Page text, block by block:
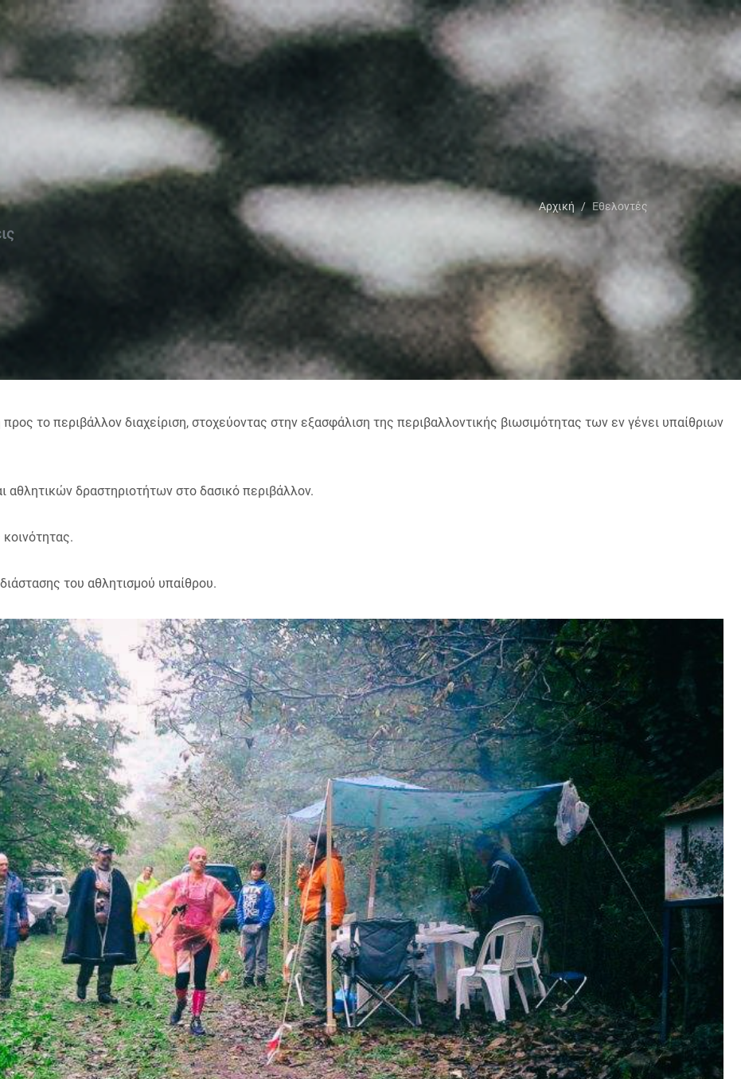
Αρχική Εθελοντές
το περιβάλλον διαχείριση, στοχεύοντας στην εξασφάλιση της περιβαλλοντικής βιωσιμότητας των εν γένει υπαίθριων
δραστηριοτήτων στο δασικό περιβάλλον.
του αθλητισμού υπαίθρου.